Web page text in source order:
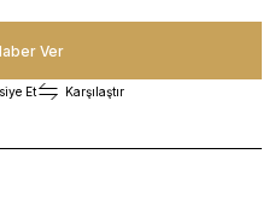
Ver
Et Karşılaştır